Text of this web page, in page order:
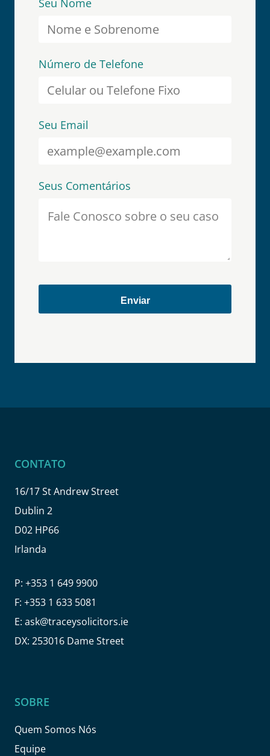
Seu Nome
Número de Telefone
Seu Email
Seus Comentários
CONTATO
16/17 St Andrew Street
Dublin 2
D02 HP66
Irlanda
P: +353 1 649 9900
F: +353 1 633 5081
E: ask@traceysolicitors.ie
DX: 253016 Dame Street
SOBRE
Quem Somos Nós
Equipe